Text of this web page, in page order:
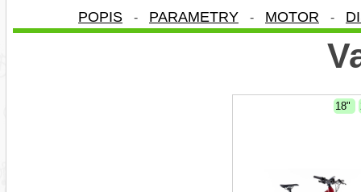
POPIS - PARAMETRY - MOTOR -
18"